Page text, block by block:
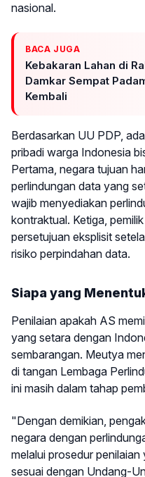
nasional.
BACA JUGA
Kebakaran Lahan di
Damkar Sempat
Kembali
Berdasarkan UU PDP,
pribadi warga Indonesia
Pertama, negara tujuan
perlindungan data yang
wajib menyediakan
kontraktual. Ketiga,
persetujuan eksplisit
risiko perpindahan data.
Siapa yang
Penilaian apakah AS
yang setara dengan
sembarangan. Meutya
di tangan Lembaga
ini masih dalam tahap
"Dengan demikian,
negara dengan
melalui prosedur
sesuai dengan Undang-